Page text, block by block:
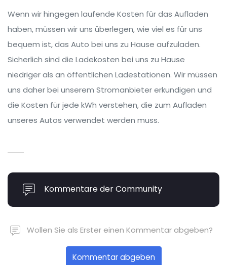
Wenn wir hingegen laufende Kosten für das Aufladen
haben, müssen wir uns überlegen, wie viel es für uns
bequem ist, das Auto bei uns zu Hause aufzuladen.
Sicherlich sind die Ladekosten bei uns zu Hause
niedriger als an öffentlichen Ladestationen. Wir müssen
uns daher bei unserem Stromanbieter erkundigen und
die Kosten für jede kWh verstehen, die zum Aufladen
unseres Autos verwendet werden muss.
Kommentare der Community
Wollen Sie als Erster einen Kommentar abgeben?
Kommentar abgeben